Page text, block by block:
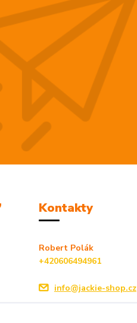
Kontakty
Robert Polák
+420606494961
info@jackie-shop.cz